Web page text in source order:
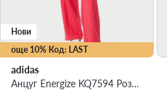
още 10% Код: LAST
Нови
adidas
Анцуг Energize KQ7594 Розов Regular Fit